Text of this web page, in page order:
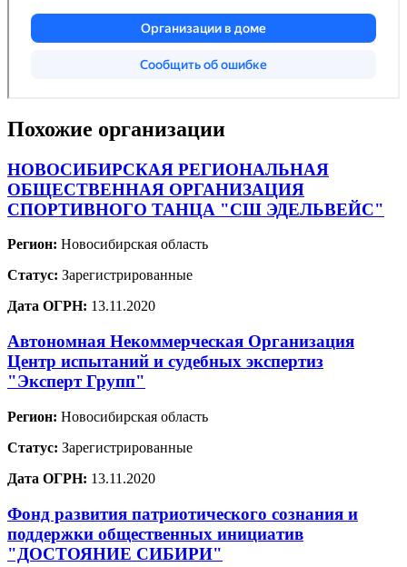
Похожие организации
НОВОСИБИРСКАЯ РЕГИОНАЛЬНАЯ
ОБЩЕСТВЕННАЯ ОРГАНИЗАЦИЯ
СПОРТИВНОГО ТАНЦА "СШ ЭДЕЛЬВЕЙС"
Регион: Новосибирская область
Статус: Зарегистрированные
Дата ОГРН: 13.11.2020
Автономная Некоммерческая Организация
Центр испытаний и судебных экспертиз
"Эксперт Групп"
Регион: Новосибирская область
Статус: Зарегистрированные
Дата ОГРН: 13.11.2020
Фонд развития патриотического сознания и
поддержки общественных инициатив
"ДОСТОЯНИЕ СИБИРИ"